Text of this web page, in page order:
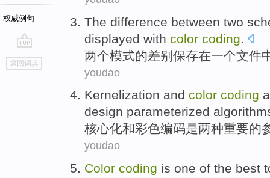
权威例句
go
top
返回词典
The difference between two
displayed with color coding
两个模式的差别 保存在一个文件
youdao
Kernelization and color coding
design parameterized
核心化和彩色编码是两种重要的
youdao
Color coding is one of the best